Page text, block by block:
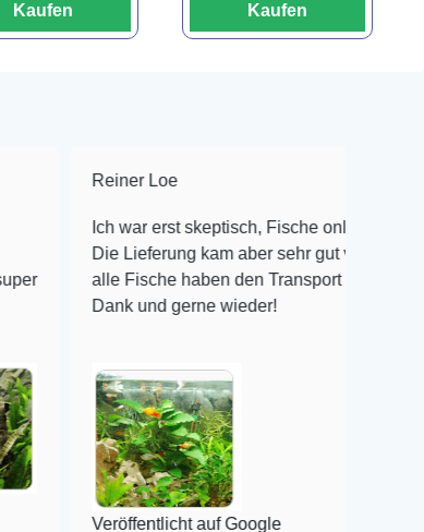
Kaufen Kaufen
Ich war erst skeptisch, Fische online zu bestellen!
Die Lieferung kam aber sehr gut verpackt an und
alle Fische haben den Transport überlebt! Vielen
Dank und gerne wieder!
Veröffentlicht auf Google